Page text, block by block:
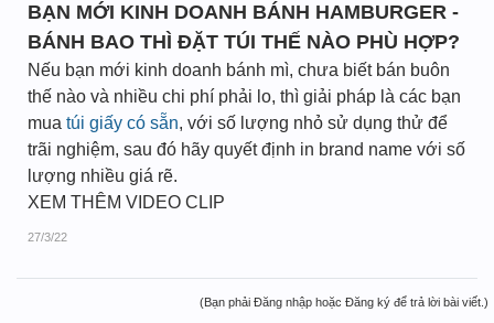
BẠN MỚI KINH DOANH BÁNH HAMBURGER -
BÁNH BAO THÌ ĐẶT TÚI THẾ NÀO PHÙ HỢP?
Nếu bạn mới kinh doanh bánh mì, chưa biết bán buôn
thế nào và nhiều chi phí phải lo, thì giải pháp là các bạn
mua túi giấy có sẵn, với số lượng nhỏ sử dụng thử để
trãi nghiệm, sau đó hãy quyết định in brand name với số
lượng nhiều giá rẽ.
XEM THÊM VIDEO CLIP
27/3/22
(Bạn phải Đăng nhập hoặc Đăng ký để trả lời bài viết.)